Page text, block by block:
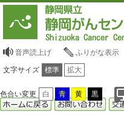
音声読上げ ふりがな表示
文字サイズ 標準 拡大
色合い変更 白 青 黄 黒